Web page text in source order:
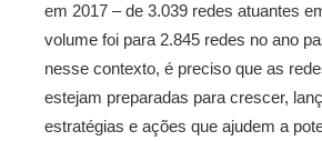
em 2017 – de 3.039 redes atuantes
volume foi para 2.845 redes no ano
nesse contexto, é preciso que as
estejam preparadas para crescer,
estratégias e ações que ajudem a